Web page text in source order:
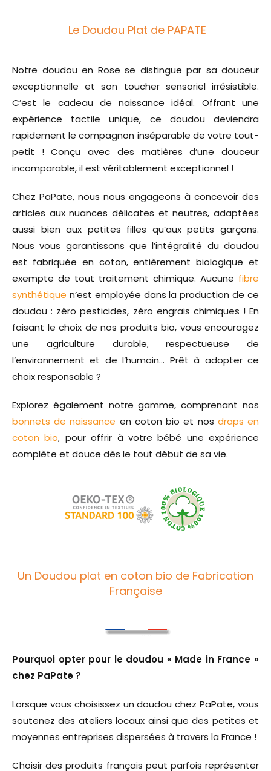
Le Doudou Plat de PAPATE
Notre doudou en Rose se distingue par sa douceur
exceptionnelle et son toucher sensoriel irrésistible.
C’est le cadeau de naissance idéal. Offrant une
expérience tactile unique, ce doudou deviendra
rapidement le compagnon inséparable de votre tout-
petit ! Conçu avec des matières d’une douceur
incomparable, il est véritablement exceptionnel !
Chez PaPate, nous nous engageons à concevoir des
articles aux nuances délicates et neutres, adaptées
aussi bien aux petites filles qu’aux petits garçons.
Nous vous garantissons que l’intégralité du doudou
est fabriquée en coton, entièrement biologique et
exempte de tout traitement chimique. Aucune fibre
synthétique n’est employée dans la production de ce
doudou : zéro pesticides, zéro engrais chimiques ! En
faisant le choix de nos produits bio, vous encouragez
une agriculture durable, respectueuse de
l’environnement et de l’humain… Prêt à adopter ce
choix responsable ?
Explorez également notre gamme, comprenant nos
bonnets de naissance en coton bio et nos draps en
coton bio, pour offrir à votre bébé une expérience
complète et douce dès le tout début de sa vie.
Un Doudou plat en coton bio de Fabrication
Française
Pourquoi opter pour le doudou « Made in France »
chez PaPate ?
Lorsque vous choisissez un doudou chez PaPate, vous
soutenez des ateliers locaux ainsi que des petites et
moyennes entreprises dispersées à travers la France !
Choisir des produits français peut parfois représenter